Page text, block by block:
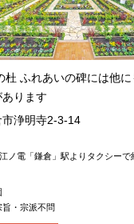
ふれあいの碑には他に
ります
浄明寺2-3-14
ノ電「鎌倉」駅よりタクシーで
バス停で「鎌23・鎌24・鎌36」
・宗派不問